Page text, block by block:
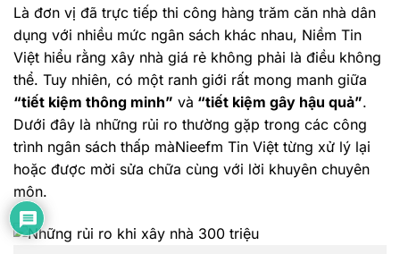
Là đơn vị đã trực tiếp thi công hàng trăm căn nhà dân
dụng với nhiều mức ngân sách khác nhau, Niềm Tin
Việt hiểu rằng xây nhà giá rẻ không phải là điều không
thể. Tuy nhiên, có một ranh giới rất mong manh giữa
“tiết kiệm thông minh” và “tiết kiệm gây hậu quả”.
Dưới đây là những rủi ro thường gặp trong các công
trình ngân sách thấp màNieefm Tin Việt từng xử lý lại
hoặc được mời sửa chữa cùng với lời khuyên chuyên
môn.